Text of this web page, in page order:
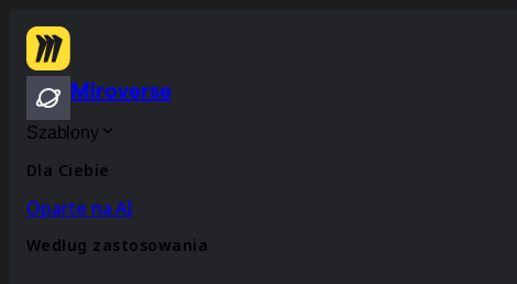
Miroverse
Szablony
Dla Ciebie
Oparte na AI
Według zastosowania